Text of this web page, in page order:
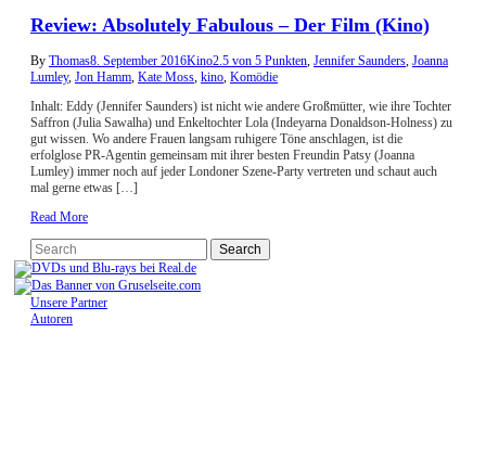
Review: Absolutely Fabulous – Der Film (Kino)
By Thomas8. September 2016Kino2.5 von 5 Punkten, Jennifer Saunders, Joanna
Lumley, Jon Hamm, Kate Moss, kino, Komödie
Inhalt: Eddy (Jennifer Saunders) ist nicht wie andere Großmütter, wie ihre Tochter
Saffron (Julia Sawalha) und Enkeltochter Lola (Indeyarna Donaldson-Holness) zu
gut wissen. Wo andere Frauen langsam ruhigere Töne anschlagen, ist die
erfolglose PR-Agentin gemeinsam mit ihrer besten Freundin Patsy (Joanna
Lumley) immer noch auf jeder Londoner Szene-Party vertreten und schaut auch
mal gerne etwas […]
Read More
Unsere Partner
Autoren